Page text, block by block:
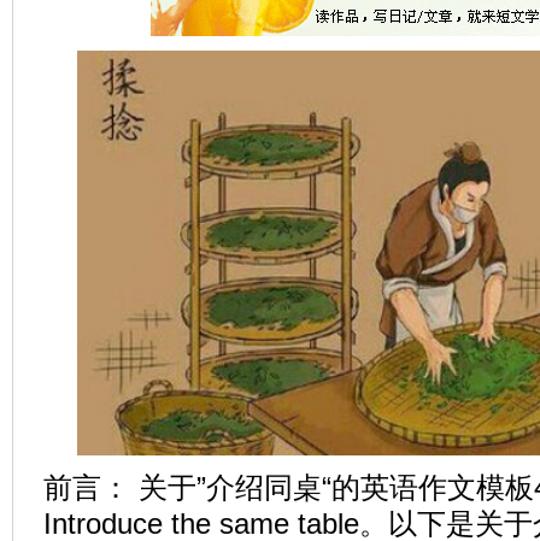
前言： 关于”介绍同桌“的英语作文模
Introduce the same table。以下是关